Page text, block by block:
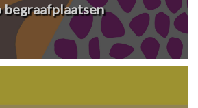
begraafplaatsen